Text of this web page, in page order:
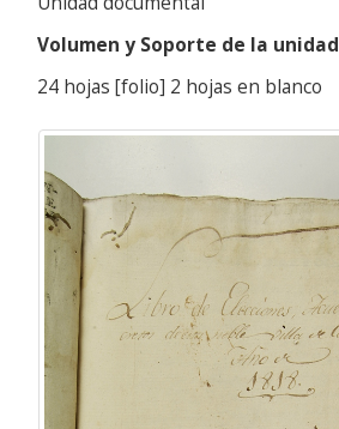
Volumen y Soporte de la
24 hojas [folio] 2 hojas en blanco